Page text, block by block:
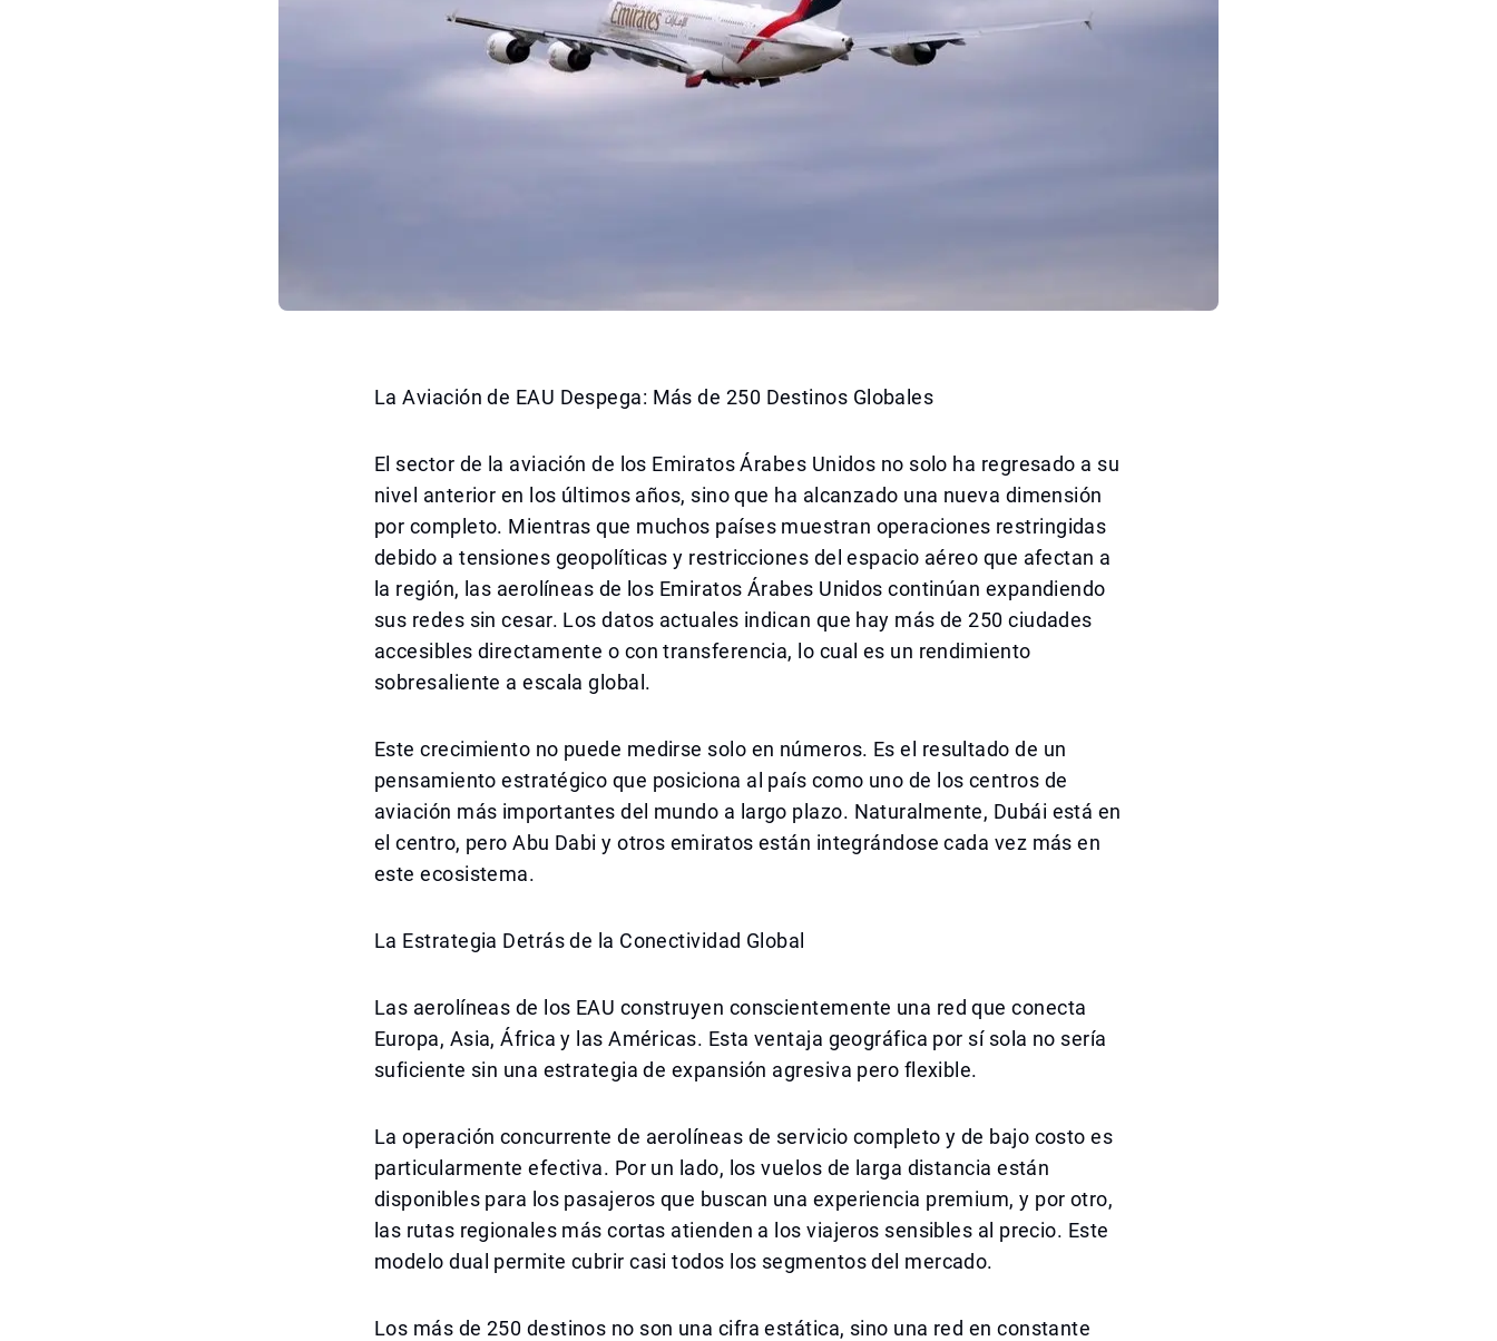
La Aviación de EAU Despega: Más de 250 Destinos Globales
El sector de la aviación de los Emiratos Árabes Unidos no solo ha regresado a su
nivel anterior en los últimos años, sino que ha alcanzado una nueva dimensión
por completo. Mientras que muchos países muestran operaciones restringidas
debido a tensiones geopolíticas y restricciones del espacio aéreo que afectan a
la región, las aerolíneas de los Emiratos Árabes Unidos continúan expandiendo
sus redes sin cesar. Los datos actuales indican que hay más de 250 ciudades
accesibles directamente o con transferencia, lo cual es un rendimiento
sobresaliente a escala global.
Este crecimiento no puede medirse solo en números. Es el resultado de un
pensamiento estratégico que posiciona al país como uno de los centros de
aviación más importantes del mundo a largo plazo. Naturalmente, Dubái está en
el centro, pero Abu Dabi y otros emiratos están integrándose cada vez más en
este ecosistema.
La Estrategia Detrás de la Conectividad Global
Las aerolíneas de los EAU construyen conscientemente una red que conecta
Europa, Asia, África y las Américas. Esta ventaja geográfica por sí sola no sería
suficiente sin una estrategia de expansión agresiva pero flexible.
La operación concurrente de aerolíneas de servicio completo y de bajo costo es
particularmente efectiva. Por un lado, los vuelos de larga distancia están
disponibles para los pasajeros que buscan una experiencia premium, y por otro,
las rutas regionales más cortas atienden a los viajeros sensibles al precio. Este
modelo dual permite cubrir casi todos los segmentos del mercado.
Los más de 250 destinos no son una cifra estática, sino una red en constante